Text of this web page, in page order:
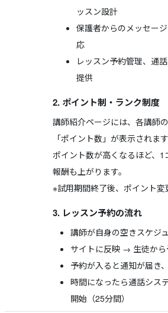
ッスン設計
保護者からのメッセー
応
レッスン予約管理、通
提供
2. ポイント制・ランク制度
講師紹介ページには、各講師
「ポイント数」が表示されます
ポイント数が高くなるほど、
報酬も上がります。
※試用期間終了後、ポイント変
3. レッスン予約の流れ
講師が自身の空きスケジ
サイトに反映 → 生徒から
予約が入ると通知が届き
時間になったら通話シス
開始（25分間）